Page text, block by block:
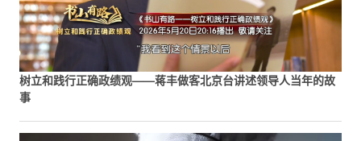
树立和践行正确政绩观——蒋丰做客北京台讲述领导人当年的故
事